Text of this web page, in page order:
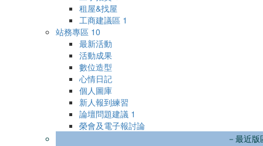
租屋&找屋
工商建議區 1
站務專區 10
最新活動
活動成果
數位造型
心情日記
個人圖庫
新人報到練習
論壇問題建議 1
榮會及電子報討論
－最近版